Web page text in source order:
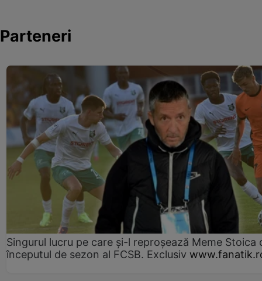
Parteneri
Singurul lucru pe care și-l reproșează Meme Stoica
începutul de sezon al FCSB. Exclusiv